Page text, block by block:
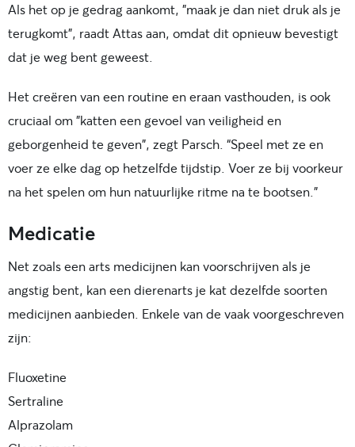
Als het op je gedrag aankomt, "maak je dan niet druk als je
terugkomt", raadt Attas aan, omdat dit opnieuw bevestigt
dat je weg bent geweest.
Het creëren van een routine en eraan vasthouden, is ook
cruciaal om "katten een gevoel van veiligheid en
geborgenheid te geven", zegt Parsch. “Speel met ze en
voer ze elke dag op hetzelfde tijdstip. Voer ze bij voorkeur
na het spelen om hun natuurlijke ritme na te bootsen.”
Medicatie
Net zoals een arts medicijnen kan voorschrijven als je
angstig bent, kan een dierenarts je kat dezelfde soorten
medicijnen aanbieden. Enkele van de vaak voorgeschreven
zijn:
Fluoxetine
Sertraline
Alprazolam